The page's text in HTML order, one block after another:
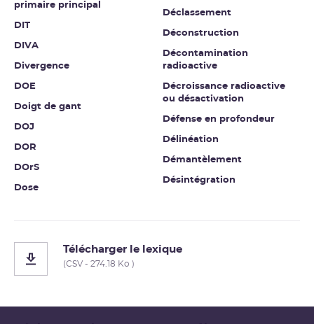
primaire principal
DIT
DIVA
Divergence
DOE
Doigt de gant
DOJ
DOR
DOrS
Dose
Déclassement
Déconstruction
Décontamination
radioactive
Décroissance radioactive
ou désactivation
Défense en profondeur
Délinéation
Démantèlement
Désintégration
Télécharger le lexique
(CSV - 274.18 Ko )